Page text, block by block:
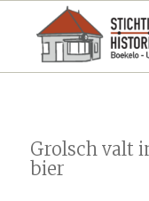
Grolsch valt
bier